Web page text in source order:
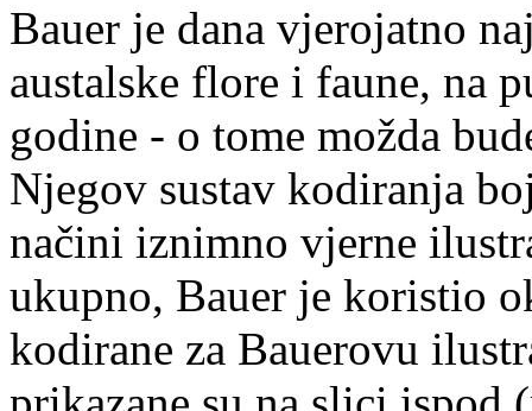
Bauer je dana vjerojatno
austalske flore i faune, na
godine - o tome možda
Njegov sustav kodiranja
načini iznimno vjerne
ukupno, Bauer je koristio
kodirane za Bauerovu